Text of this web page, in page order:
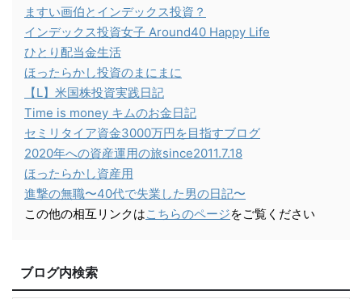
ますい画伯とインデックス投資？
インデックス投資女子 Around40 Happy Life
ひとり配当金生活
ほったらかし投資のまにまに
【L】米国株投資実践日記
Time is money キムのお金日記
セミリタイア資金3000万円を目指すブログ
2020年への資産運用の旅since2011.7.18
ほったらかし資産用
進撃の無職〜40代で失業した男の日記〜
この他の相互リンクはこちらのページをご覧ください
ブログ内検索